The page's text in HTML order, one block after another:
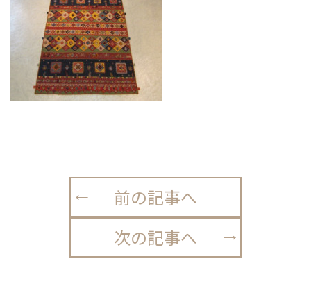
前の記事へ
次の記事へ